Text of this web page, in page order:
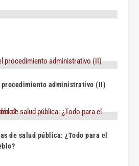
procedimiento administrativo (II)
de salud pública: ¿Todo para el